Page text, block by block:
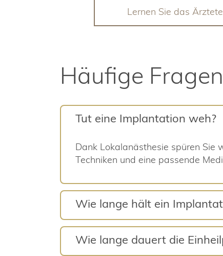
Lernen Sie das
Häufige
Tut eine Implantation weh?
Dank Lokalanästhesie spüren Sie
Techniken und eine passende
Wie lange hält ein
Wie lange dauert die